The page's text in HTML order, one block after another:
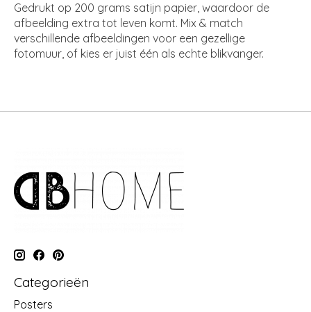
Gedrukt op 200 grams satijn papier, waardoor de
afbeelding extra tot leven komt. Mix & match
verschillende afbeeldingen voor een gezellige
fotomuur, of kies er juist één als echte blikvanger.
Categorieën
Posters